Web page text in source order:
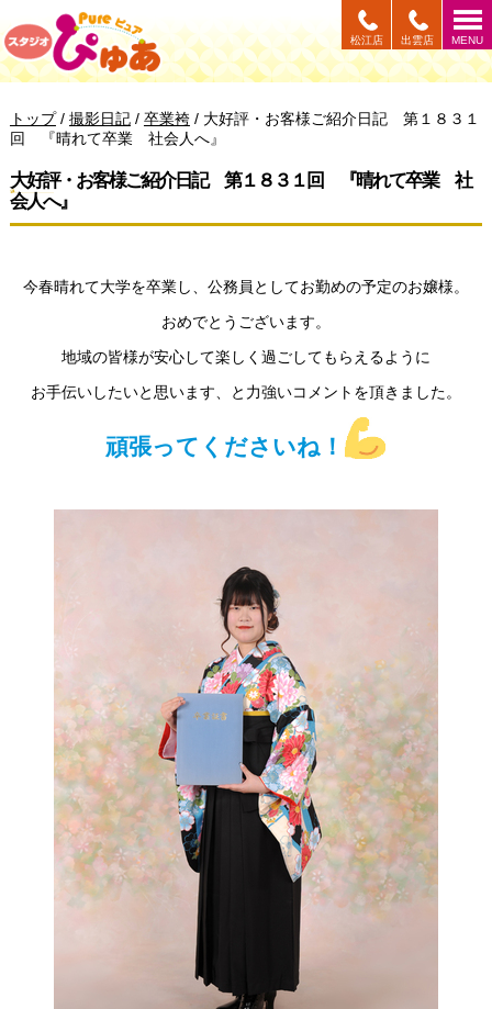
このページの本文へ
MENU
出雲店
松江店
現
在
位
置：
トップ/ 撮影日記/ 卒業袴/ 大好評・お客様ご紹介日記 第１８３１
回 『晴れて卒業 社会人へ』
大好評・お客様ご紹介日記 第１８３１回 『晴れて卒業 社
会人へ』
今春晴れて大学を卒業し、公務員としてお勤めの予定のお嬢様。
おめでとうございます。
地域の皆様が安心して楽しく過ごしてもらえるように
お手伝いしたいと思います、と力強いコメントを頂きました。
頑張ってくださいね！